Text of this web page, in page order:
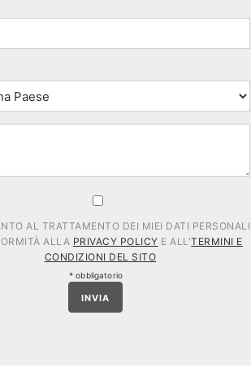
AL TRATTAMENTO DEI MIEI DATI PERSONALI
ALLA PRIVACY POLICY E ALL'TERMINI E
CONDIZIONI DEL SITO
* obbligatorio
INVIA